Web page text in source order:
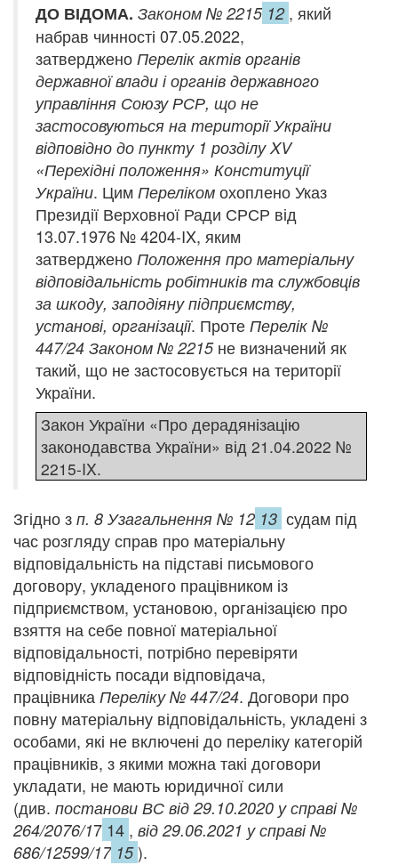
ДО ВІДОМА. Законом № 2215 12 , який
набрав чинності 07.05.2022,
затверджено Перелік актів органів
державної влади і органів державного
управління Союзу РСР, що не
застосовуються на території України
відповідно до пункту 1 розділу XV
«Перехідні положення» Конституції
України. Цим Переліком охоплено Указ
Президії Верховної Ради СРСР від
13.07.1976 № 4204-IX, яким
затверджено Положення про матеріальну
відповідальність робітників та службовців
за шкоду, заподіяну підприємству,
установі, організації. Проте Перелік №
447/24 Законом № 2215не визначений як
такий, що не застосовується на території
України.
Закон України «Про дерадянізацію
законодавства України» від 21.04.2022 №
2215-IX.
Згідно з п. 8 Узагальнення № 12 13 судам під
час розгляду справ про матеріальну
відповідальність на підставі письмового
договору, укладеного працівником із
підприємством, установою, організацією про
взяття на себе повної матеріальної
відповідальності, потрібно перевіряти
відповідність посади відповідача,
працівника Переліку № 447/24. Договори про
повну матеріальну відповідальність, укладені з
особами, які не включені до переліку категорій
працівників, з якими можна такі договори
укладати, не мають юридичної сили
(див. постанови ВС від 29.10.2020 у справі №
264/2076/17 14 , від 29.06.2021 у справі №
686/12599/17 15 ).